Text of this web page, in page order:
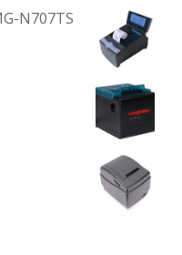
N707TS